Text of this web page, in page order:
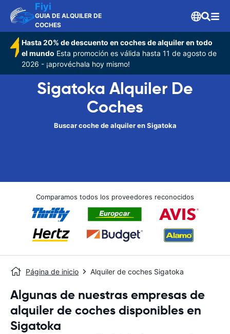
Fiyi
GUIA DE ALQUILER DE
COCHES
Hasta 20% de descuento en coches de alquiler en todo
el mundo Esta promoción es válida hasta 11 de agosto de
2026 - ¡aprovéchala hoy mismo!
Sigatoka Alquiler De
Coches
Buscar coche de alquiler en Sigatoka
Comparamos todos los proveedores reconocidos
Página de inicio Alquiler de coches Sigatoka
Algunas de nuestras empresas de
alquiler de coches disponibles en
Sigatoka